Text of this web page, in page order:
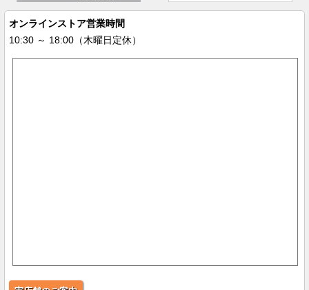
オンラインストア営業時間
10:30 ～ 18:00（木曜日定休）